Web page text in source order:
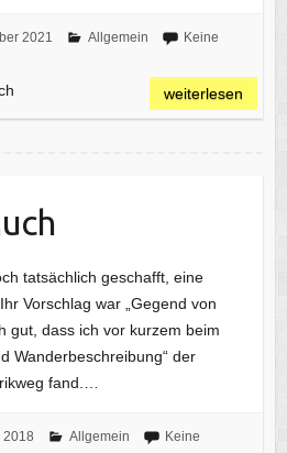
2021 Allgemein
Keine
weiterlesen
tatsächlich geschafft, eine
Vorschlag war „Gegend von
gut, dass ich vor kurzem beim
Wanderbeschreibung“ der
fand.…
2018 Allgemein
Keine